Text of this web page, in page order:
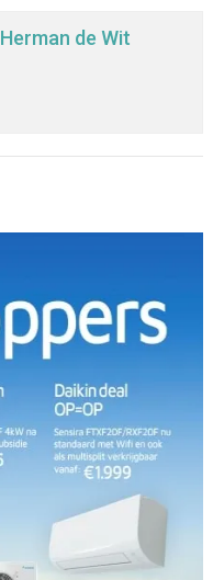
Herman de Wit